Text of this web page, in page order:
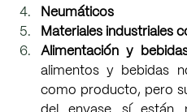
Neumáticos
Materiales industriales
Alimentación y
alimentos y bebidas
como producto, pero